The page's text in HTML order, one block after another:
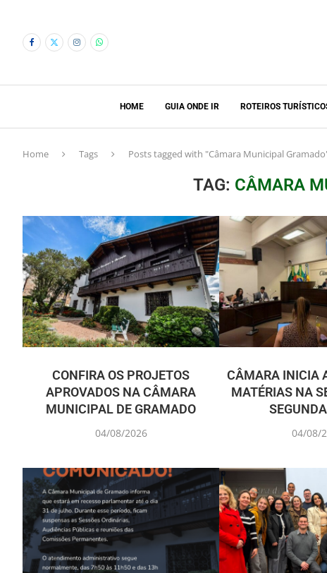
HOME GUIA ONDE IR ROTEIROS
Home Tags Posts tagged with "Câmara Municipal
TAG: CÂMARA
CONFIRA OS PROJETOS
APROVADOS NA CÂMARA
MUNICIPAL DE GRAMADO
04/08/2026
CÂMARA INICIA
MATÉRIAS NA
04/08/